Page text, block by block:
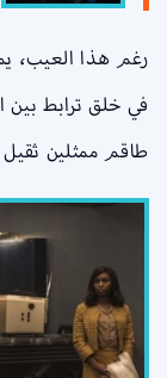
رغم هذا العيب،
في خلق ترابط
طاقم ممثلين ثقيل